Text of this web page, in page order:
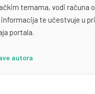
temama, vodi računa
te učestvuje u
portala.
autora